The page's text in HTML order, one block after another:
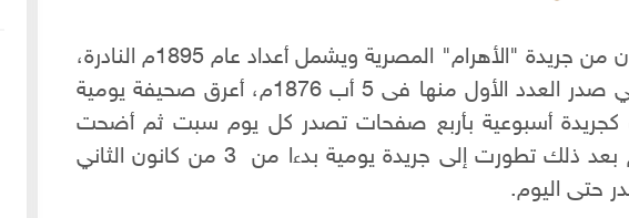
نقدم لكم المجلد االعشرون من جريدة "الأهرام" المصرية ويشمل أعداد عام 1895م النادرة،
تعتبر الأهرام المصرية التي صدر العدد الأول منها فى 5 أب 1876م، أعرق صحيفة يومية
كجريدة أسبوعية بأربع صفحات تصدر كل يوم سبت ثم أضحت
تصدر كل يوم جمعة ، ثم بعد ذلك تطورت إلى جريدة يومية بدءا من 3 من كانون الثاني